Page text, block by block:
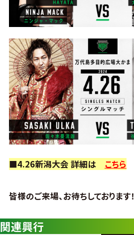
■4.26新潟大会 詳細は こちら
皆様のご来場、お待ちしております！
関連興行